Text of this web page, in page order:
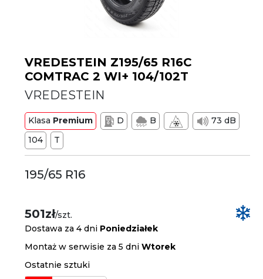
VREDESTEIN Z195/65 R16C
COMTRAC 2 WI+ 104/102T
VREDESTEIN
Klasa Premium D B
73 dB
104
T
195/65 R16
501zł/szt.
Dostawa za 4 dni Poniedziałek
Montaż w serwisie za 5 dniWtorek
Ostatnie sztuki